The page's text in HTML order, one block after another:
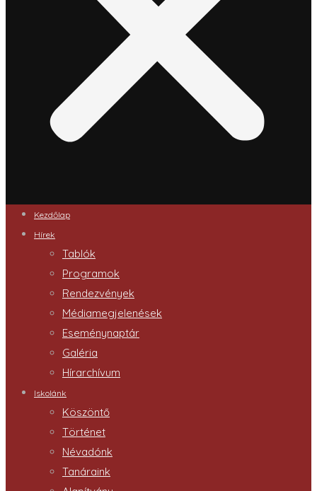
Kezdőlap
Hírek
Tablók
Programok
Rendezvények
Médiamegjelenések
Eseménynaptár
Galéria
Hírarchívum
Iskolánk
Köszöntő
Történet
Névadónk
Tanáraink